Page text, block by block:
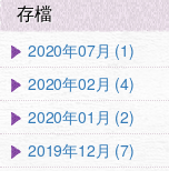
存檔
2020年07月 (1)
2020年02月 (4)
2020年01月 (2)
2019年12月 (7)